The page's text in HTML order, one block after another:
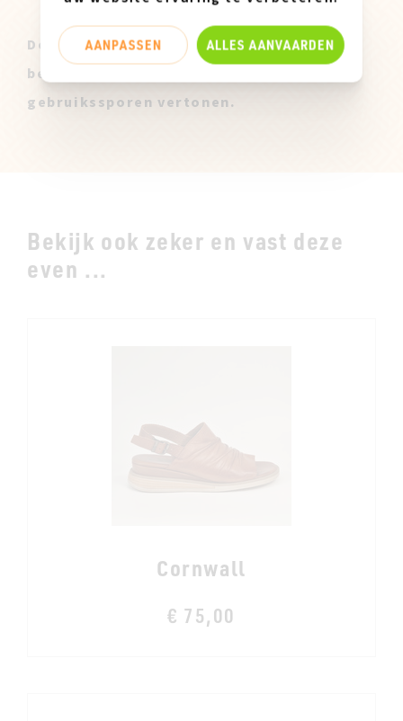
Deze Miz Mooz Stalen zijn enkel
beschikbaar in maatje 37 en kunnen lichte
gebruikssporen vertonen.
Bekijk ook zeker en vast deze
even ...
Cornwall
€ 75,00
AANPASSEN ALLES AANVAARDEN